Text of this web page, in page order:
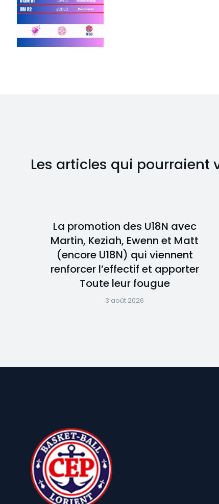
Les articles qui pourraient
La promotion des U18N avec
Martin, Keziah, Ewenn et Matt
(encore U18N) qui viennent
renforcer l’effectif et apporter
Toute leur fougue
3 août 2026